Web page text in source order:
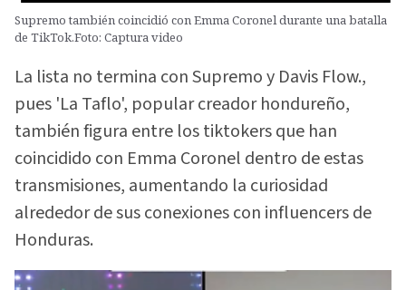
Supremo también coincidió con Emma Coronel durante una batalla
de TikTok.Foto: Captura video
La lista no termina con Supremo y Davis Flow.,
pues 'La Taflo', popular creador hondureño,
también figura entre los tiktokers que han
coincidido con Emma Coronel dentro de estas
transmisiones, aumentando la curiosidad
alrededor de sus conexiones con influencers de
Honduras.